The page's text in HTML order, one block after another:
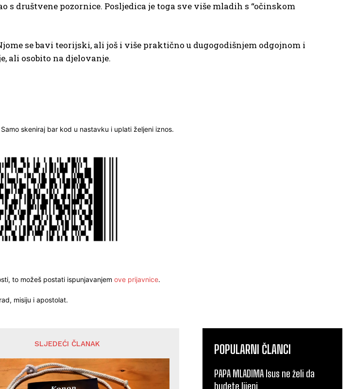
društvene pozornice. Posljedica je toga sve više mladih s “očinskom
se bavi teorijski, ali još i više praktično u dugogodišnjem odgojnom i
ali osobito na djelovanje.
skeniraj bar kod u nastavku i uplati željeni iznos.
to možeš postati ispunjavanjem ove prijavnice.
misiju i apostolat.
SLJEDEĆI ČLANAK POPULARNI ČLANCI
PAPA MLADIMA Isus ne želi da
budete lijeni